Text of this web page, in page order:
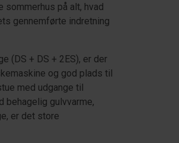
på alt, hvad
gennemførte indretning
(DS + DS + 2ES), er der
og god plads til
med udgange til
behagelig gulvvarme,
er det store